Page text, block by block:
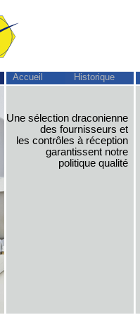
Accueil Historique
Une sélection draconienne
des fournisseurs et
les contrôles à réception
garantissent notre
politique qualité